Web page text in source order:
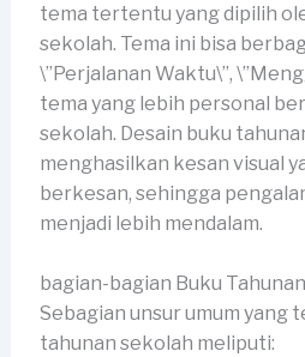
tema tertentu yang dipilih
sekolah. Tema ini bisa
\”Perjalanan Waktu\”,
tema yang lebih personal
sekolah. Desain buku
menghasilkan kesan visual
berkesan, sehingga
menjadi lebih mendalam.
bagian-bagian Buku
Sebagian unsur umum yang
tahunan sekolah meliputi: